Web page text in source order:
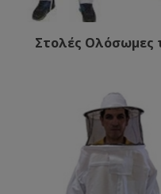
Στολές Ολόσωμες